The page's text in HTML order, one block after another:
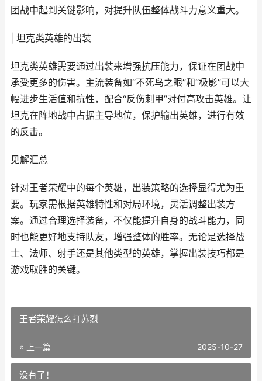
团战中起到关键影响，对提升队伍整体战斗力意义重大。
| 坦克类英雄的出装
坦克类英雄需要通过出装来增强抗压能力，保证在团战中
承受更多的伤害。主流装备如“不死鸟之眼”和“极影”可以大
幅进步生活值和抗性，配合“反伤刺甲”对付高攻击英雄。让
坦克在阵地战中占据主导地位，保护输出英雄，进行有效
的反击。
见解汇总
针对王者荣耀中的每个英雄，出装策略的选择显得尤为重
要。玩家需根据英雄特性和对局环境，灵活调整出装方
案。通过合理选择装备，不仅能提升自身的战斗能力，同
时也能更好地支持队友，增强整体的胜率。无论是选择战
士、法师、射手还是其他类型的英雄，掌握出装技巧都是
游戏取胜的关键。
王者荣耀怎么打苏烈
« 上一篇 2025-10-27
没有了！